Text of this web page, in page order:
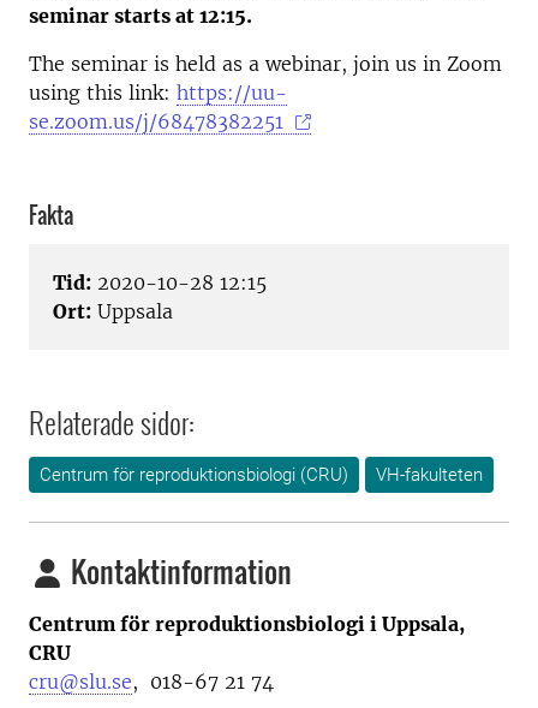
seminar starts at 12:15.
The seminar is held as a webinar, join us in Zoom
using this link: https://uu-
se.zoom.us/j/68478382251
Fakta
Tid: 2020-10-28 12:15
Ort: Uppsala
Relaterade sidor:
Centrum för reproduktionsbiologi (CRU) VH-fakulteten
Kontaktinformation
Centrum för reproduktionsbiologi i Uppsala,
CRU
cru@slu.se, 018-67 21 74